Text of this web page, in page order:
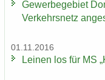
Ge­wer­be­ge­biet
Ver­kehrs­netz
01.11.2016
Lei­nen los für MS